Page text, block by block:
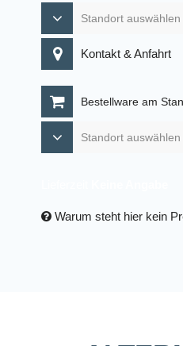
Kontakt & Anfahrt
Bestellware am
Warum steht hier kein